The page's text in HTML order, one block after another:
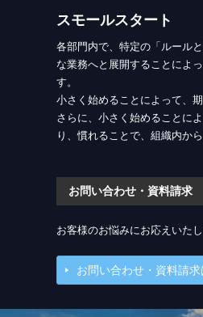
スモールスタート
各部門内で、特定の「ルール
な業務へと展開することによ
す。
小さく始めることによって、
さらに、小さく始めることに
り、慣れることで、組織内か
お問い合わせ・資料請求
お客様のお悩みにお応えいた
お問い合わせ・資料請求